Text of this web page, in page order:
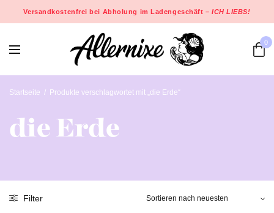
Versandkostenfrei bei Abholung im Ladengeschäft –ICH LIEBS!
0
Startseite / Produkte verschlagwortet mit „die Erde“
die Erde
Filter